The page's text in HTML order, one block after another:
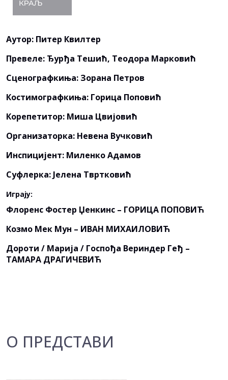
Аутор: Питер Квилтер
Превеле: Ђурђа Тешић, Теодора Марковић
Сценографкиња: Зорана Петров
Костимографкиња: Горица Поповић
Корепетитор: Миша Цвијовић
Организаторка: Невена Вучковић
Инспицијент: Миленко Адамов
Суфлерка: Јелена Твртковић
Играју:
Флоренс Фостер Џенкинс – ГОРИЦА ПОПОВИЋ
Козмо Мек Мун – ИВАН МИХАИЛОВИЋ
Дороти / Марија / Госпођа Вериндер Геђ –
ТАМАРА ДРАГИЧЕВИЋ
О ПРЕДСТАВИ